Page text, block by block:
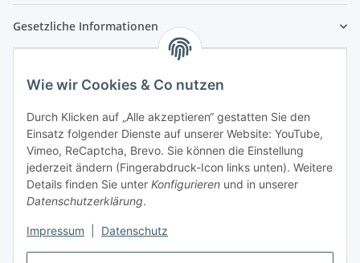
Wie wir Cookies & Co nutzen
Durch Klicken auf „Alle akzeptieren“ gestatten Sie den
Einsatz folgender Dienste auf unserer Website: YouTube,
Vimeo, ReCaptcha, Brevo. Sie können die Einstellung
jederzeit ändern (Fingerabdruck-Icon links unten). Weitere
Details finden Sie unter Konfigurieren und in unserer
Datenschutzerklärung.
Impressum Datenschutz
Gesetzliche Informationen